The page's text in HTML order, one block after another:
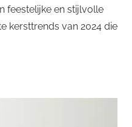
feestelijke en stijlvolle
kersttrends van 2024 die